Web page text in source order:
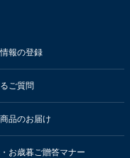
報の登録
ご質問
品のお届け
お歳暮ご贈答マナー